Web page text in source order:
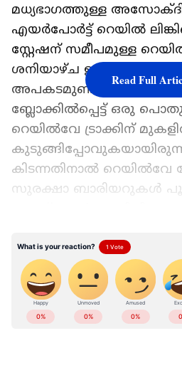
മധ്യഭാഗത്തുള്ള
എയർപോർട്ട് റെയിൽ
സ്റ്റേഷന് സമീപമുള്ള
ശനിയാഴ്ച
അപകടമുണ്ടായത്. കനത്ത
ബ്ലോക്കിൽപ്പെട്ട് ഒരു
റെയിൽവേ ട്രാക്കിന്
കിടന്നതിനാൽ റെയിൽവേ
സുരക്ഷാ ബാരിയറുകൾ
നിയന്ത്രണം വിട്ട്
ബസിലേക്ക്
അപകടം ഒഴിവാക്കാൻ
അകലത്തിൽ വെച്ച്
തീവണ്ടിക്ക്
Read Full